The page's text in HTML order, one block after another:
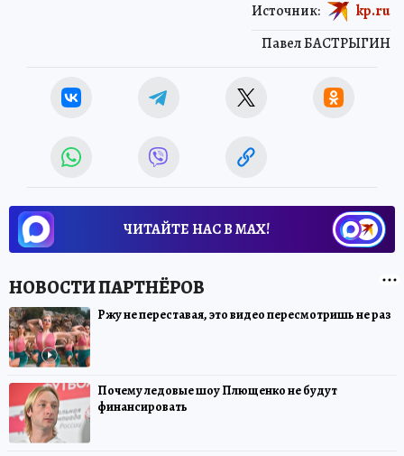
Павел БАСТРЫГИН
Источник: kp.ru
ЧИТАЙТЕ НАС В МАХ!
Ржу не переставая, это видео пересмотришь не раз
Почему ледовые шоу Плющенко не будут
финансировать